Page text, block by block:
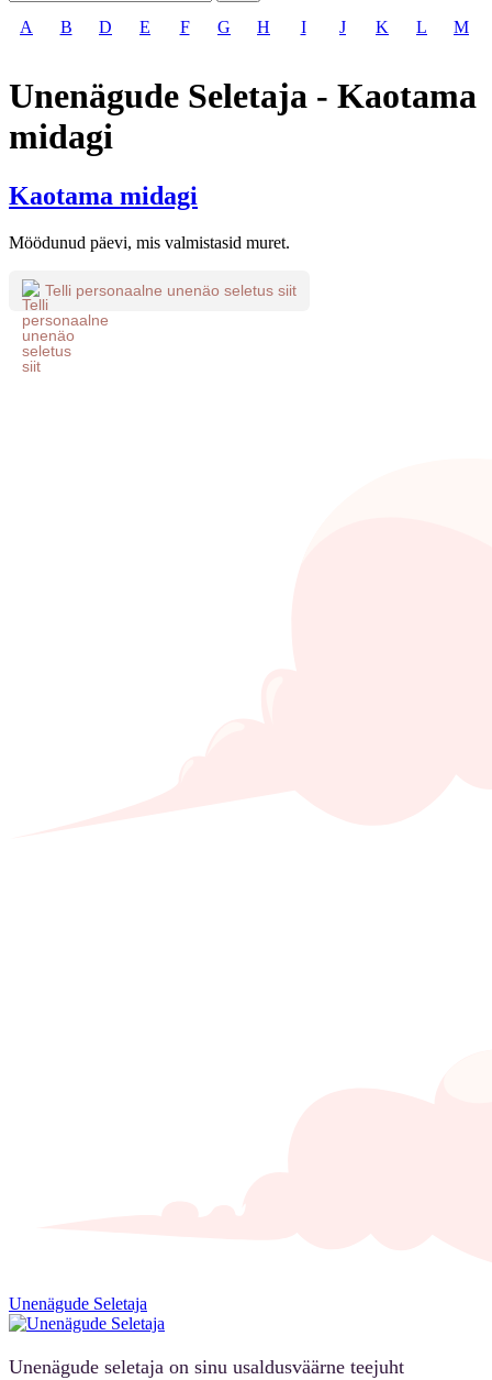
A B D E F G H I J K L M
Unenägude Seletaja - Kaotama
midagi
Kaotama midagi
Möödunud päevi, mis valmistasid muret.
Telli personaalne unenäo seletus siit
Unenägude Seletaja
Unenägude seletaja on sinu usaldusväärne teejuht